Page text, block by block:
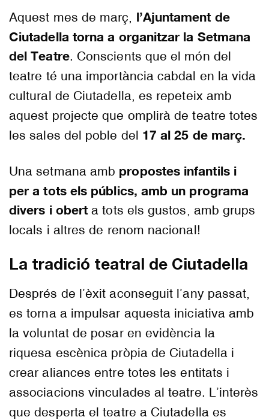
Aquest mes de març, l’Ajuntament de
Ciutadella torna a organitzar la Setmana
del Teatre. Conscients que el món del
teatre té una importància cabdal en la vida
cultural de Ciutadella, es repeteix amb
aquest projecte que omplirà de teatre totes
les sales del poble del 17 al 25 de març.
Una setmana amb propostes infantils i
per a tots els públics, amb un programa
divers i oberta tots els gustos, amb grups
locals i altres de renom nacional!
La tradició teatral de Ciutadella
Després de l’èxit aconseguit l’any passat,
es torna a impulsar aquesta iniciativa amb
la voluntat de posar en evidència la
riquesa escènica pròpia de Ciutadella i
crear aliances entre totes les entitats i
associacions vinculades al teatre. L’interès
que desperta el teatre a Ciutadella es